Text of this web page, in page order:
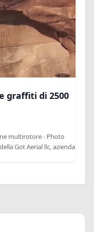
graffiti di 2500
multirotore - Photo
Got Aerial llc, azienda